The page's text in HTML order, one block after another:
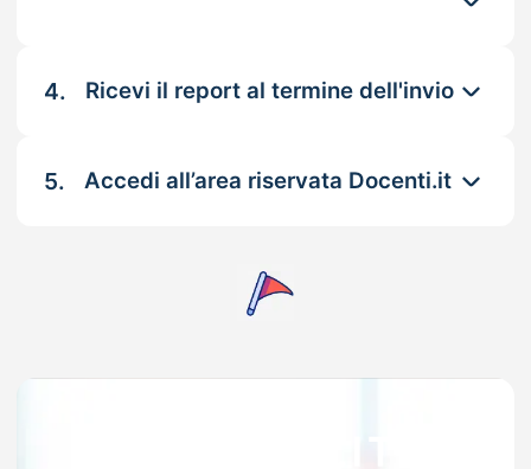
4. Ricevi il report al termine dell'invio
5. Accedi all’area riservata Docenti.it